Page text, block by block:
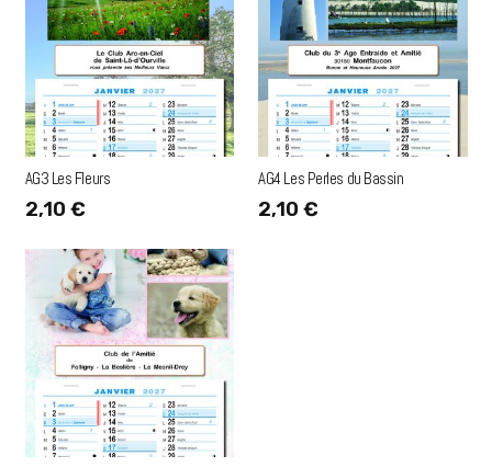
AG3 Les Fleurs
2,10 €
AG4 Les Perles du Bassin
2,10€